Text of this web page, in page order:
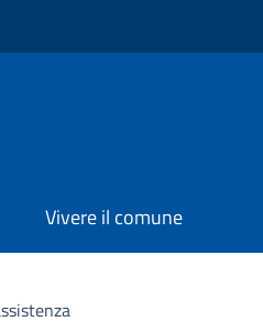
Vivere il comune